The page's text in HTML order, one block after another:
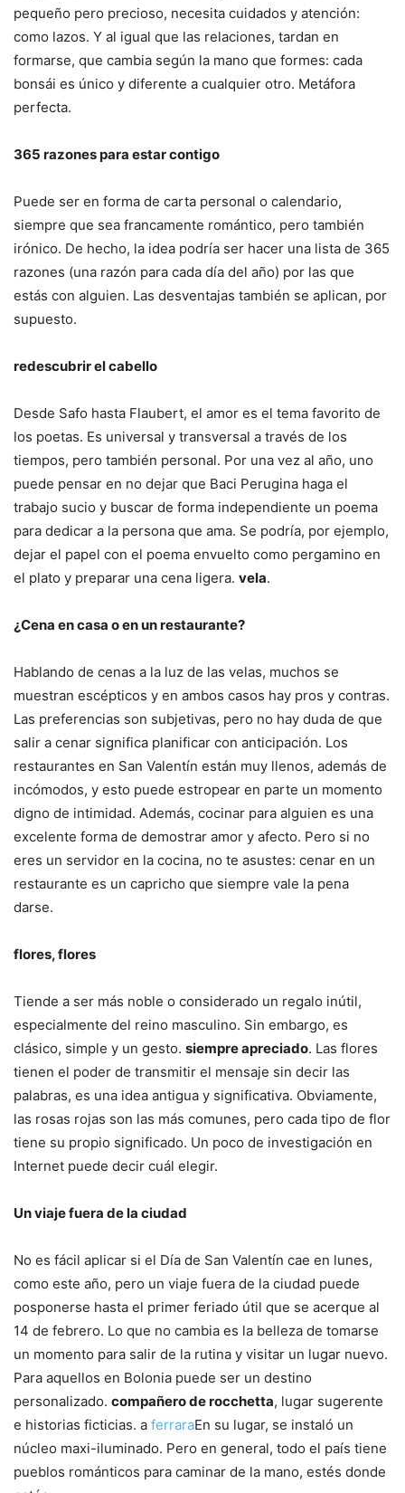
pequeño pero precioso, necesita cuidados y atención:
como lazos. Y al igual que las relaciones, tardan en
formarse, que cambia según la mano que formes: cada
bonsái es único y diferente a cualquier otro. Metáfora
perfecta.
365 razones para estar contigo
Puede ser en forma de carta personal o calendario,
siempre que sea francamente romántico, pero también
irónico. De hecho, la idea podría ser hacer una lista de 365
razones (una razón para cada día del año) por las que
estás con alguien. Las desventajas también se aplican, por
supuesto.
redescubrir el cabello
Desde Safo hasta Flaubert, el amor es el tema favorito de
los poetas. Es universal y transversal a través de los
tiempos, pero también personal. Por una vez al año, uno
puede pensar en no dejar que Baci Perugina haga el
trabajo sucio y buscar de forma independiente un poema
para dedicar a la persona que ama. Se podría, por ejemplo,
dejar el papel con el poema envuelto como pergamino en
el plato y preparar una cena ligera. vela.
¿Cena en casa o en un restaurante?
Hablando de cenas a la luz de las velas, muchos se
muestran escépticos y en ambos casos hay pros y contras.
Las preferencias son subjetivas, pero no hay duda de que
salir a cenar significa planificar con anticipación. Los
restaurantes en San Valentín están muy llenos, además de
incómodos, y esto puede estropear en parte un momento
digno de intimidad. Además, cocinar para alguien es una
excelente forma de demostrar amor y afecto. Pero si no
eres un servidor en la cocina, no te asustes: cenar en un
restaurante es un capricho que siempre vale la pena
darse.
flores, flores
Tiende a ser más noble o considerado un regalo inútil,
especialmente del reino masculino. Sin embargo, es
clásico, simple y un gesto. siempre apreciado. Las flores
tienen el poder de transmitir el mensaje sin decir las
palabras, es una idea antigua y significativa. Obviamente,
las rosas rojas son las más comunes, pero cada tipo de flor
tiene su propio significado. Un poco de investigación en
Internet puede decir cuál elegir.
Un viaje fuera de la ciudad
No es fácil aplicar si el Día de San Valentín cae en lunes,
como este año, pero un viaje fuera de la ciudad puede
posponerse hasta el primer feriado útil que se acerque al
14 de febrero. Lo que no cambia es la belleza de tomarse
un momento para salir de la rutina y visitar un lugar nuevo.
Para aquellos en Bolonia puede ser un destino
personalizado. compañero de rocchetta, lugar sugerente
e historias ficticias. a ferraraEn su lugar, se instaló un
núcleo maxi-iluminado. Pero en general, todo el país tiene
pueblos románticos para caminar de la mano, estés donde